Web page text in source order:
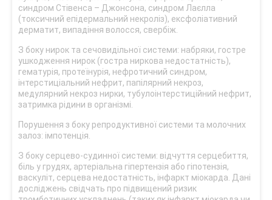
синдром Стівенса – Джонсона, синдром Лаєлла
(токсичний епідермальний некроліз), ексфоліативний
дерматит, випадіння волосся, свербіж.
З боку нирок та сечовидільної системи: набряки, гостре
ушкодження нирок (гостра ниркова недостатність),
гематурія, протеїнурія, нефротичний синдром,
інтерстиціальний нефрит, папілярний некроз,
медулярний некроз нирки, тубулоінтерстиційний нефрит,
затримка рідини в організмі.
Порушення з боку репродуктивної системи та молочних
залоз: імпотенція.
З боку серцево-судинної системи: відчуття серцебиття,
біль у грудях, артеріальна гіпертензія або гіпотензія,
васкуліт, серцева недостатність, інфаркт міокарда. Дані
досліджень свідчать про підвищений ризик